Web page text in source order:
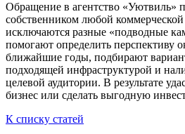
Обращение в агентство «Уютвиль»
собственником любой
исключаются разные «подводные
помогают определить перспективу
ближайшие годы, подбирают
подходящей инфраструктурой и
целевой аудитории. В результате
бизнес или сделать выгодную
К списку статей